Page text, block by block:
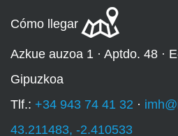
Cómo llegar
Azkue auzoa 1 · Aptdo. 48 ·
Gipuzkoa
Tlf.: +34 943 74 41 32 ·
43.211483, -2.410533